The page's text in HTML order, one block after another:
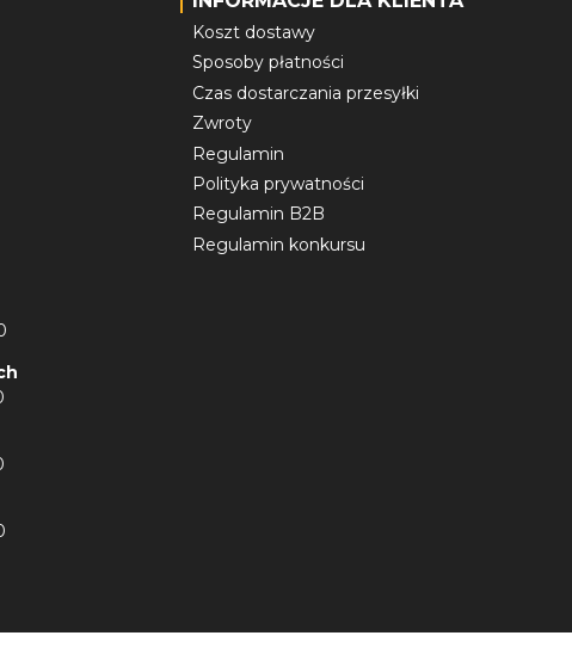
Koszt dostawy
Sposoby płatności
Czas dostarczania przesyłki
Zwroty
Regulamin
Polityka prywatności
Regulamin B2B
Regulamin konkursu